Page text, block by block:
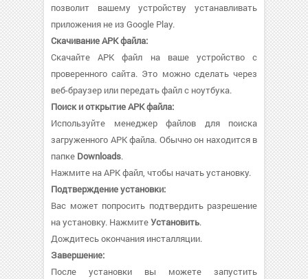
позволит вашему устройству устанавливать
приложения не из Google Play.
Скачивание APK файла:
Скачайте APK файл на ваше устройство с
проверенного сайта. Это можно сделать через
веб-браузер или передать файл с ноутбука.
Поиск и открытие APK файла:
Используйте менеджер файлов для поиска
загруженного APK файла. Обычно он находится в
папке Downloads.
Нажмите на APK файл, чтобы начать установку.
Подтверждение установки:
Вас может попросить подтвердить разрешение
на установку. НажмитеУстановить.
Дождитесь окончания инсталляции.
Завершение:
После установки вы можете запустить